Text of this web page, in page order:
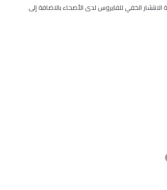
الخفي للفايروس لدى الأصحاء بالاضافة إلى